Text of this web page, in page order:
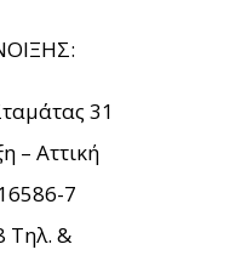
31
– Αττική
7
Τηλ. &